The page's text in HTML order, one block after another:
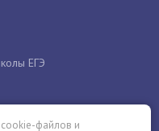
ЕГЭ
cookie-файлов и